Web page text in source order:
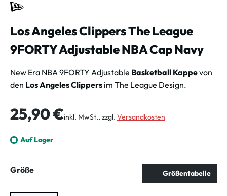
Los Angeles Clippers The League
9FORTY Adjustable NBA Cap Navy
New Era NBA 9FORTY Adjustable Basketball Kappevon
den Los Angeles Clippers im The League Design.
Regulärer Preis:
25,90 €inkl. MwSt., zzgl. Versandkosten
Auf Lager
Größeauswählen Größentabelle